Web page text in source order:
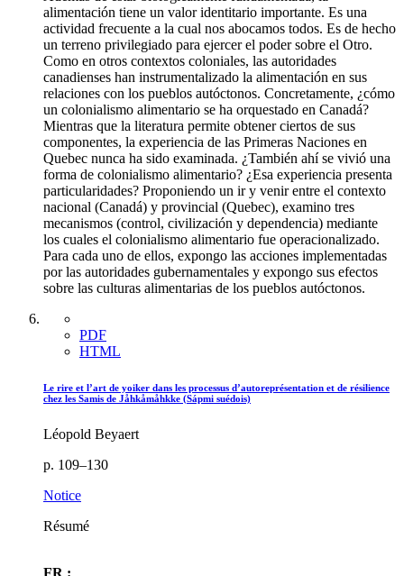
alimentación tiene un valor identitario importante. Es una
actividad frecuente a la cual nos abocamos todos. Es de hecho
un terreno privilegiado para ejercer el poder sobre el Otro.
Como en otros contextos coloniales, las autoridades
canadienses han instrumentalizado la alimentación en sus
relaciones con los pueblos autóctonos. Concretamente, ¿cómo
un colonialismo alimentario se ha orquestado en Canadá?
Mientras que la literatura permite obtener ciertos de sus
componentes, la experiencia de las Primeras Naciones en
Quebec nunca ha sido examinada. ¿También ahí se vivió una
forma de colonialismo alimentario? ¿Esa experiencia presenta
particularidades? Proponiendo un ir y venir entre el contexto
nacional (Canadá) y provincial (Quebec), examino tres
mecanismos (control, civilización y dependencia) mediante
los cuales el colonialismo alimentario fue operacionalizado.
Para cada uno de ellos, expongo las acciones implementadas
por las autoridades gubernamentales y expongo sus efectos
sobre las culturas alimentarias de los pueblos autóctonos.
PDF
HTML
Le rire et l’art de yoiker dans les processus d’autoreprésentation et de résilience
chez les Samis de Jåhkåmåhkke (Sápmi suédois)
Léopold Beyaert
p. 109–130
Notice
Résumé
FR :